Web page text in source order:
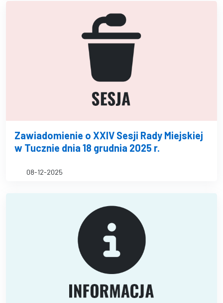
Zawiadomienie o XXIV Sesji Rady Miejskiej
w Tucznie dnia 18 grudnia 2025 r.
08-12-2025